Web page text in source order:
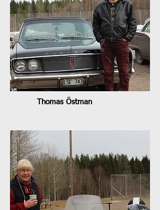
Thomas Östman